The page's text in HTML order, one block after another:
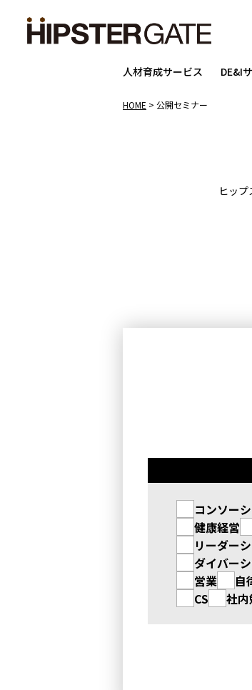
人材育成サービス DE&I
HOME > 公開セミナー
ヒッ
コンソー
健康経営
リーダー
ダイバー
営業
自
CS
社